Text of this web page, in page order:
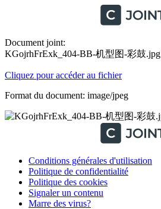
Document joint:
KGojrhFrExk_404-BB-机型图-彩鼓.jpg
Cliquez pour accéder au fichier
Format du document: image/jpeg
Conditions générales d'utilisation
Politique de confidentialité
Politique des cookies
Signaler un contenu
Marre des virus?